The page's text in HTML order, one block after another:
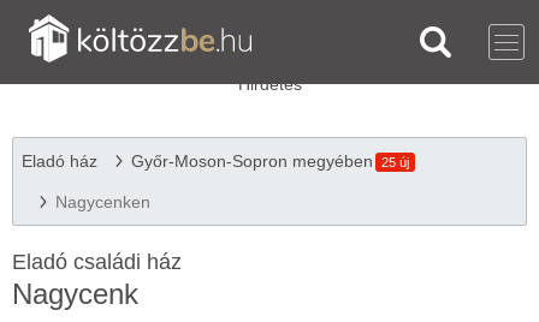
Eladó ház Győr-Moson-Sopron megyében 25 új
Nagycenken
Eladó családi ház
Nagycenk